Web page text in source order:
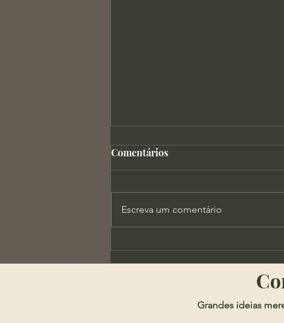
Tomás de Kempis - Soberba
e Avareza
Comentários
Escreva um comentário
Grandes ideias